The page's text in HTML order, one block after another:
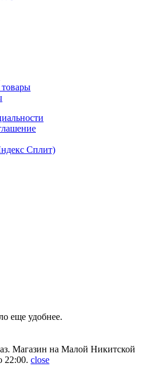
Сплит)
еще удобнее.
Магазин на Малой Никитской
22:00. close